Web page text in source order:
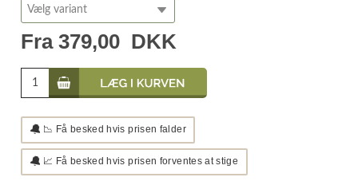
Fra379,00 DKK
🔔 📉 Få besked hvis prisen falder
🔔 📈 Få besked hvis prisen forventes at stige